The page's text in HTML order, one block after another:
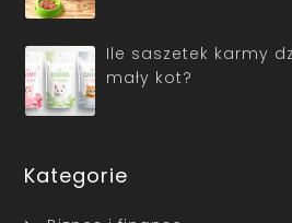
Ile saszetek karmy
mały kot?
Kategorie